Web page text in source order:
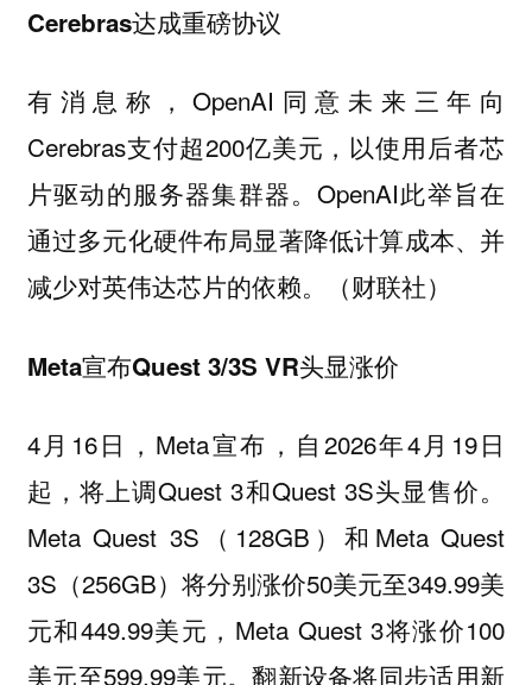
Cerebras达成重磅协议
有消息称，OpenAI同意未来三年向
Cerebras支付超200亿美元，以使用后者芯
片驱动的服务器集群器。OpenAI此举旨在
通过多元化硬件布局显著降低计算成本、并
减少对英伟达芯片的依赖。（财联社）
Meta宣布Quest 3/3S VR头显涨价
4月16日，Meta宣布，自2026年4月19日
起，将上调Quest 3和Quest 3S头显售价。
Meta Quest 3S（128GB）和Meta Quest
3S（256GB）将分别涨价50美元至349.99美
元和449.99美元，Meta Quest 3将涨价100
美元至599.99美元。翻新设备将同步适用新